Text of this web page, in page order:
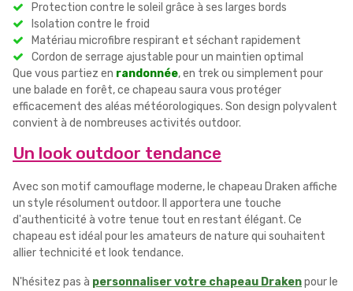
Protection contre le soleil grâce à ses larges bords
Isolation contre le froid
Matériau microfibre respirant et séchant rapidement
Cordon de serrage ajustable pour un maintien optimal
Que vous partiez en randonnée, en trek ou simplement pour
une balade en forêt, ce chapeau saura vous protéger
efficacement des aléas météorologiques. Son design polyvalent
convient à de nombreuses activités outdoor.
Un look outdoor tendance
Avec son motif camouflage moderne, le chapeau Draken affiche
un style résolument outdoor. Il apportera une touche
d'authenticité à votre tenue tout en restant élégant. Ce
chapeau est idéal pour les amateurs de nature qui souhaitent
allier technicité et look tendance.
N'hésitez pas à personnaliser votre chapeau Drakenpour le